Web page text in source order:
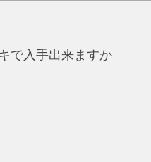
で入手出来ますか